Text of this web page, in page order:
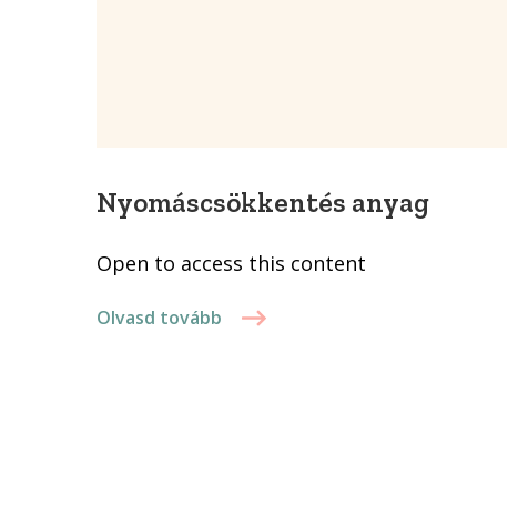
Nyomáscsökkentés anyag
Open to access this content
Olvasd tovább